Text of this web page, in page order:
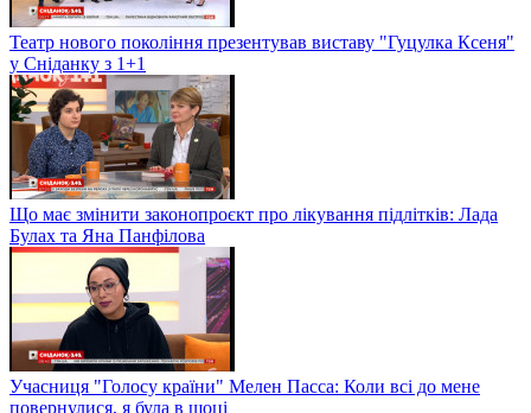
Театр нового покоління презентував виставу "Гуцулка Ксеня"
у Сніданку з 1+1
Що має змінити законопроєкт про лікування підлітків: Лада
Булах та Яна Панфілова
Учасниця "Голосу країни" Мелен Пасса: Коли всі до мене
повернулися, я була в шоці